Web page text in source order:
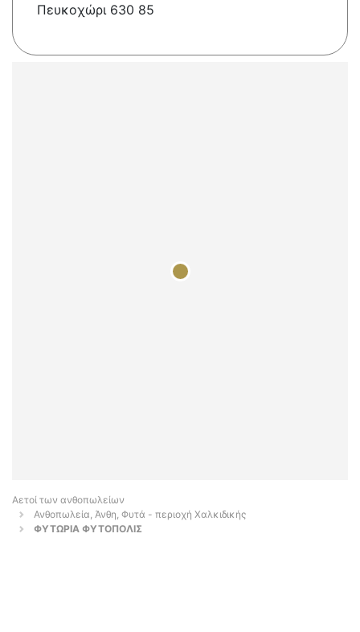
Πευκοχώρι 630 85
Αετοί των ανθοπωλείων
Ανθοπωλεία, Άνθη, Φυτά - περιοχή Χαλκιδικής
ΦΥΤΩΡΙΑ ΦΥΤΟΠΟΛΙΣ